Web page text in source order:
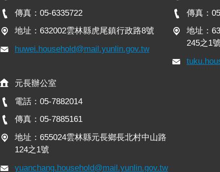
安
政
策
網
站
料
開
放
告
傳真：05-6335722
地址：632002雲林縣虎尾鎮行政路8號
huwei.household@mail.yunlin.gov.tw
傳真：
地址：
245之1
元長辦公室
電話：05-7882014
傳真：05-7885161
地址：655024雲林縣元長鄉長北村中山路
124之1號
yuanchang.household@mail.yunlin.gov.tw